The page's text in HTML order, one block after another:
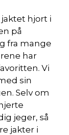
jaktet hjort i
på
fra mange
har
Vi
sin
Selv om
jeger, så
jakter i